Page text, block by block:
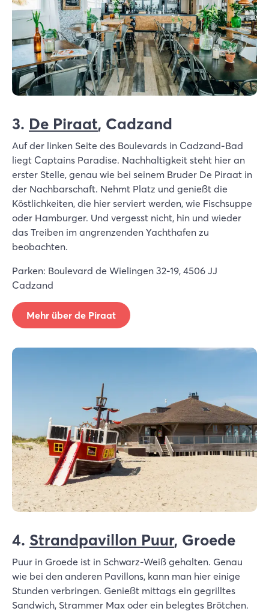
3. De Piraat, Cadzand
Auf der linken Seite des Boulevards in Cadzand-Bad
liegt Captains Paradise. Nachhaltigkeit steht hier an
erster Stelle, genau wie bei seinem Bruder De Piraat in
der Nachbarschaft. Nehmt Platz und genießt die
Köstlichkeiten, die hier serviert werden, wie Fischsuppe
oder Hamburger. Und vergesst nicht, hin und wieder
das Treiben im angrenzenden Yachthafen zu
beobachten.
Parken: Boulevard de Wielingen 32-19, 4506 JJ
Cadzand
Mehr über de Piraat
4. Strandpavillon Puur, Groede
Puur in Groede ist in Schwarz-Weiß gehalten. Genau
wie bei den anderen Pavillons, kann man hier einige
Stunden verbringen. Genießt mittags ein gegrilltes
Sandwich, Strammer Max oder ein belegtes Brötchen.